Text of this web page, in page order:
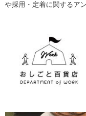
や採用・定着に関するア